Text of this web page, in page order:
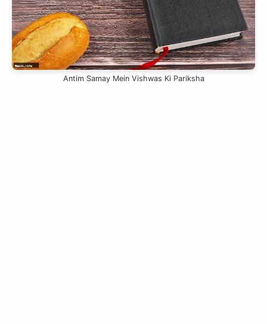
Antim Samay Mein Vishwas Ki Pariksha